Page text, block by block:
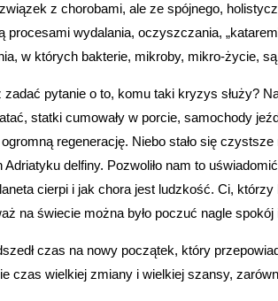
z chorobami, ale ze spójnego,
procesami wydalania, oczyszczania,
w których bakterie, mikroby, mikro-życie,
pytanie o to, komu taki kryzys służy?
statki cumowały w porcie, samochody
regenerację. Niebo stało się
delfiny. Pozwoliło nam to
cierpi i jak chora jest ludzkość. Ci,
na świecie można było poczuć nagle spokój
czas na nowy początek, który
czas wielkiej zmiany i wielkiej szansy,